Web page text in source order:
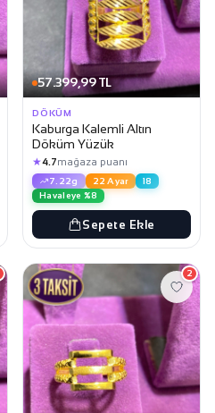
57.399,99 TL
DÖKÜM
Kaburga Kalemli Altın
Döküm Yüzük
★4.7mağaza puanı
7.22g 22 Ayar
18
Havaleye %8
Sepete Ekle
2